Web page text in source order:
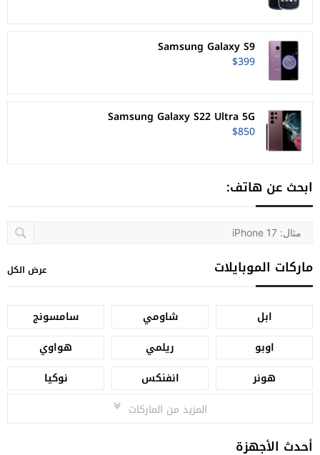
Samsung Galaxy S9
$399
Samsung Galaxy S22 Ultra 5G
$850
ابحث عن هاتف:
ماركات الموبايلات عرض الكل
ابل شاومي
سامسونج
اوبو
ريلمي
هواوي
هونر
انفنكس
نوكيا
المزيد من الماركات
أحدث الأجهزة